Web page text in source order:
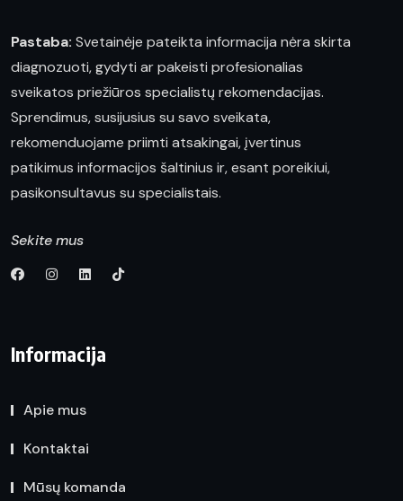
Pastaba: Svetainėje pateikta informacija nėra skirta
diagnozuoti, gydyti ar pakeisti profesionalias
sveikatos priežiūros specialistų rekomendacijas.
Sprendimus, susijusius su savo sveikata,
rekomenduojame priimti atsakingai, įvertinus
patikimus informacijos šaltinius ir, esant poreikiui,
pasikonsultavus su specialistais.
Sekite mus
Informacija
Apie mus
Kontaktai
Mūsų komanda